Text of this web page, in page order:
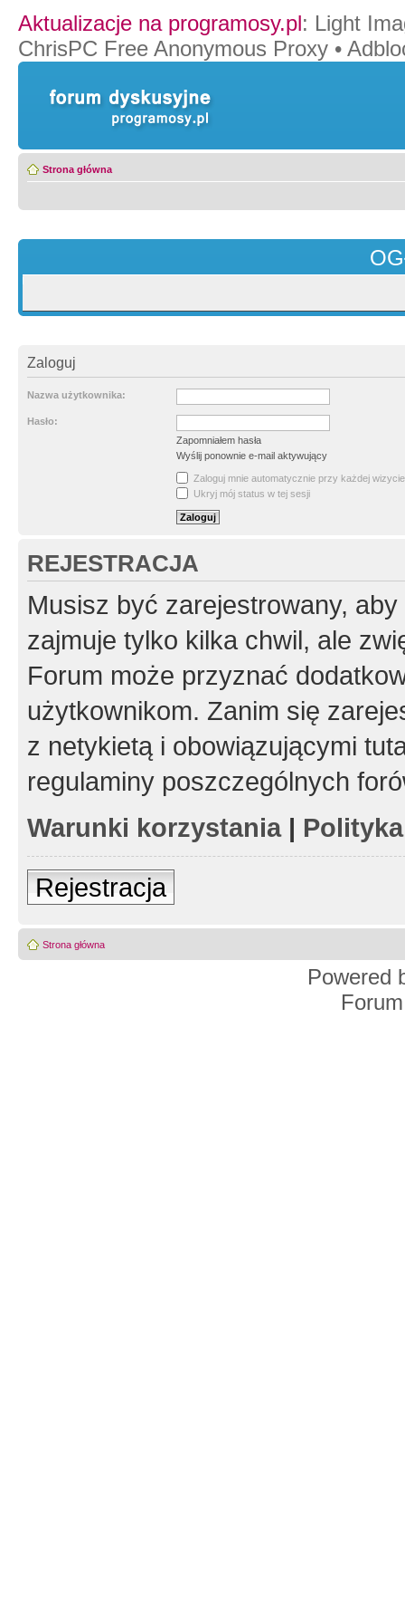
Aktualizacje na programosy.pl: Light
ChrisPC Free Anonymous Proxy •
Strona główna
Zaloguj
Nazwa użytkownika:
Hasło:
Zapomniałem hasła
Wyślij ponownie e-mail aktywujący
Zaloguj mnie automatycznie przy każdej wizycie
Ukryj mój status w tej sesji
REJESTRACJA
Musisz być zarejestrowany,
zajmuje tylko kilka chwil, ale
Forum może przyznać
użytkownikom. Zanim się
z netykietą i obowiązującymi
regulaminy poszczególnych
Warunki korzystania|
Rejestracja
Strona główna
Powered